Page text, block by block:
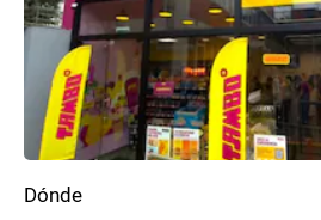
Dónde